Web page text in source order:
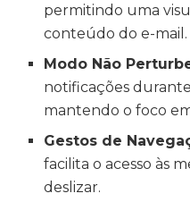
permitindo uma
conteúdo do e-mail.
Modo Não
notificações
mantendo o foco
Gestos de
facilita o acesso às
deslizar.